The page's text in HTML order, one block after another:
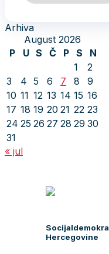
Arhiva
August 2026
P
U S Č P S
N
1
2
3
4 5 6 7 8
9
10 11 12 13 14 15 16
17 18 19 20 21 22 23
24 25 26 27 28 29 30
31
« jul
Hercegovine